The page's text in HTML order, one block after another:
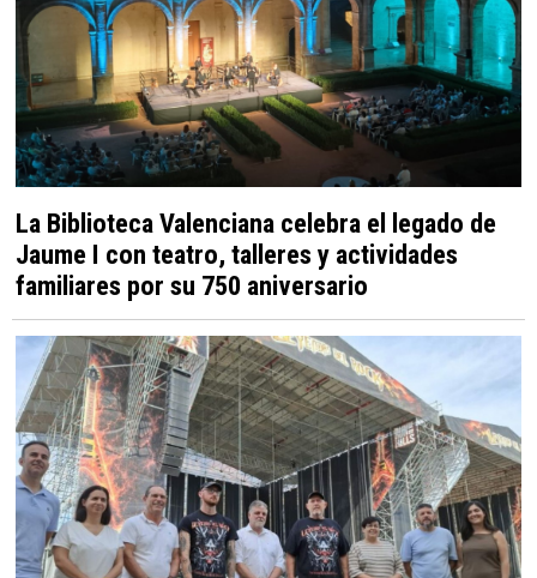
La Biblioteca Valenciana celebra el legado de
Jaume I con teatro, talleres y actividades
familiares por su 750 aniversario